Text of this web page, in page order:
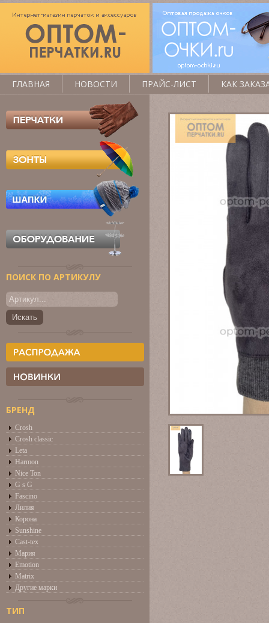
ПОИСК ПО АРТИКУЛУ
БРЕНД
Crosh
Crosh classic
Leta
Harmon
Nice Ton
G s G
Fascino
Лилия
Корона
Sunshine
Cast-tex
Мария
Emotion
Matrix
Другие марки
ТИП
ГЛАВНАЯ НОВОСТИ ПРАЙС-ЛИСТ КАК